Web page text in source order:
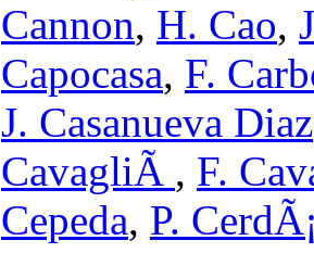
Cannon, H. Cao,
Capocasa, F.
J. Casanueva Diaz
CavagliÃ , F.
Cepeda, P.